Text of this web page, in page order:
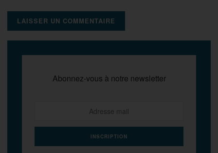
Abonnez-vous à notre newsletter